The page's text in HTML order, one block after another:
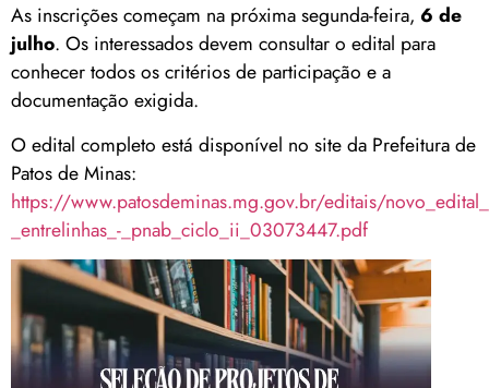
As inscrições começam na próxima segunda-feira, 6 de
julho. Os interessados devem consultar o edital para
conhecer todos os critérios de participação e a
documentação exigida.
O edital completo está disponível no site da Prefeitura de
Patos de Minas:
https://www.patosdeminas.mg.gov.br/editais/
_entrelinhas_-_pnab_ciclo_ii_03073447.pdf